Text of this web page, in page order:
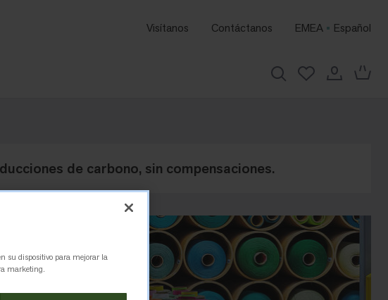
Visítanos Contáctanos EMEA Español
de carbono, sin compensaciones.
su dispositivo para mejorar la
marketing.